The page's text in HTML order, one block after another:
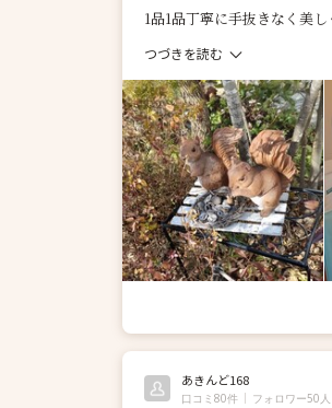
1品1品丁寧に手抜きなく美
つづきを読む
あきんど168
口コミ80件 フォロワー50人